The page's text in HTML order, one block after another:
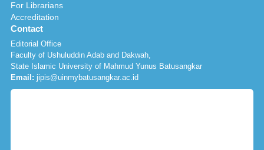
For Librarians
Accreditation
Contact
Editorial Office
Faculty of Ushuluddin Adab and Dakwah,
State Islamic University of Mahmud Yunus Batusangkar
Email: jipis@uinmybatusangkar.ac.id